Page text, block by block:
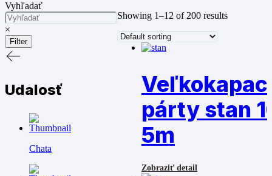
Vyhľadať
×
Filter
Udalosť
Chata
Showing 1–12 of 200 results
párty stan
5m
Zobraziť detail